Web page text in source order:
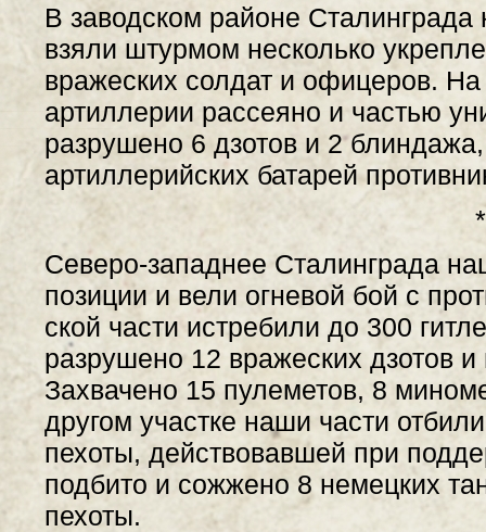
В заводском районе
взяли штурмом несколько
вражеских солдат и офицеров.
артиллерии рассеяно и частью
разрушено 6 дзотов и 2
артиллерийских батарей
Северо-западнее Сталинграда
позиции и вели огневой бой с
ской части истребили до 300
разрушено 12 вражеских дзотов
Захвачено 15 пулеметов, 8
другом участке наши части
пехоты, действовавшей при
подбито и сожжено 8 немецких
пехоты.